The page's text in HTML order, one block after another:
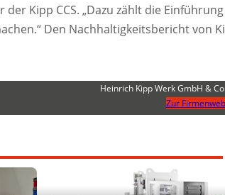
Kipp CCS. „Dazu zählt die Einführung
Den Nachhaltigkeitsbericht von
Heinrich Kipp Werk GmbH &
Zur